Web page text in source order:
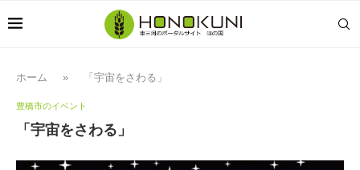
ホーム » 「宇宙をさわる」
豊橋市のイベント
「宇宙をさわる」